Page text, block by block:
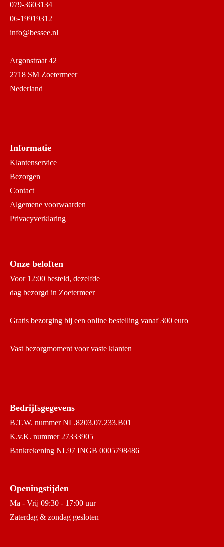
079-3603134
06-19919312
info@bessee.nl
Argonstraat 42
2718 SM Zoetermeer
Nederland
Informatie
Klantenservice
Bezorgen
Contact
Algemene voorwaarden
Privacyverklaring
Onze beloften
Voor 12:00 besteld, dezelfde
dag bezorgd in Zoetermeer
Gratis bezorging bij een online bestelling vanaf 300 euro
Vast bezorgmoment voor vaste klanten
Bedrijfsgegevens
B.T.W. nummer NL.8203.07.233.B01
K.v.K. nummer 27333905
Bankrekening NL97 INGB 0005798486
Openingstijden
Ma - Vrij 09:30 - 17:00 uur
Zaterdag & zondag gesloten